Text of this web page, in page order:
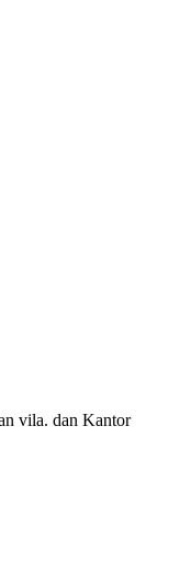
vila. dan Kantor